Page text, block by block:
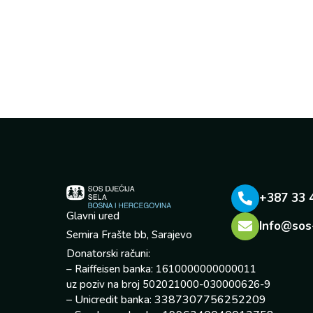
Glavni ured
Semira Frašte bb, Sarajevo
Donatorski računi:
– Raiffeisen banka: 1610000000000011
uz poziv na broj 502021000-030000626-9
– Unicredit banka: 3387307756252209
+387 33